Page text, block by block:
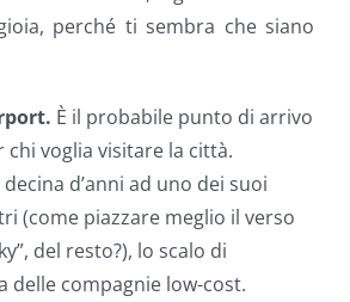
perché ti sembra che siano
È il probabile punto di arrivo
chi voglia visitare la città.
d’anni ad uno dei suoi
(come piazzare meglio il verso
del resto?), lo scalo di
delle compagnie low-cost.